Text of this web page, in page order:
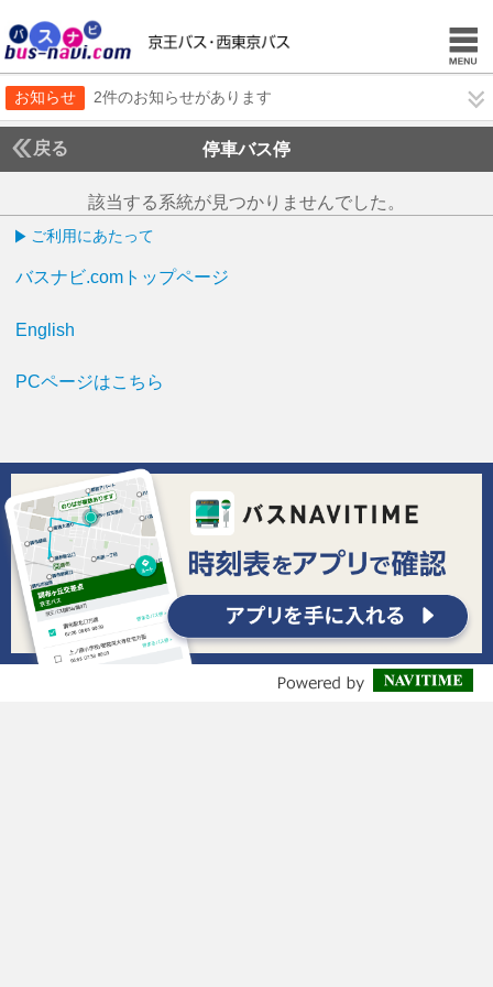
お知らせ 2件のお知らせがあります
戻る 停車バス停
該当する系統が見つかりませんでした。
ご利用にあたって
バスナビ.comトップページ
English
PCページはこちら